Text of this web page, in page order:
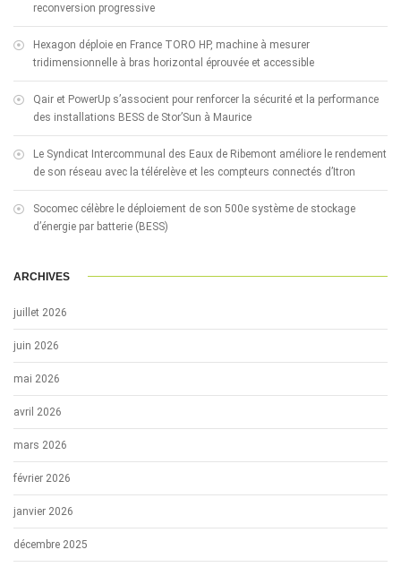
reconversion progressive
Hexagon déploie en France TORO HP, machine à mesurer
tridimensionnelle à bras horizontal éprouvée et accessible
Qair et PowerUp s’associent pour renforcer la sécurité et la performance
des installations BESS de Stor’Sun à Maurice
Le Syndicat Intercommunal des Eaux de Ribemont améliore le rendement
de son réseau avec la télérelève et les compteurs connectés d’Itron
Socomec célèbre le déploiement de son 500e système de stockage
d’énergie par batterie (BESS)
ARCHIVES
juillet 2026
juin 2026
mai 2026
avril 2026
mars 2026
février 2026
janvier 2026
décembre 2025